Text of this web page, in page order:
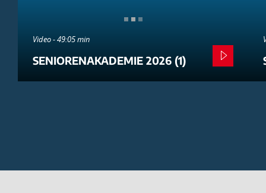
Video - 49:05 min
SENIORENAKADEMIE 2026 (1)